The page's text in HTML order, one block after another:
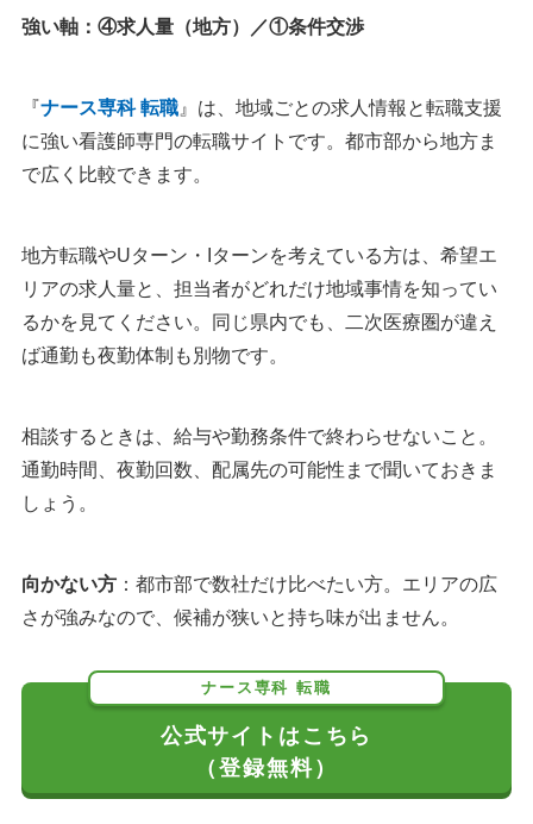
強い軸：④求人量（地方）／①条件交渉
『ナース専科 転職 』は、地域ごとの求人情報と転職支援
に強い看護師専門の転職サイトです。都市部から地方ま
で広く比較できます。
地方転職やUターン・Iターンを考えている方は、希望エ
リアの求人量と、担当者がどれだけ地域事情を知ってい
るかを見てください。同じ県内でも、二次医療圏が違え
ば通勤も夜勤体制も別物です。
相談するときは、給与や勤務条件で終わらせないこと。
通勤時間、夜勤回数、配属先の可能性まで聞いておきま
しょう。
向かない方 ：都市部で数社だけ比べたい方。エリアの広
さが強みなので、候補が狭いと持ち味が出ません。
ナース専科 転職
公式サイトはこちら
（登録無料）